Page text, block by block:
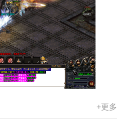
+更多